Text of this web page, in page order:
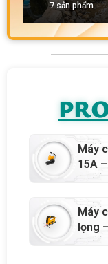
7 sản phẩm
Máy
15A –
79815
Máy
lọng –
79745